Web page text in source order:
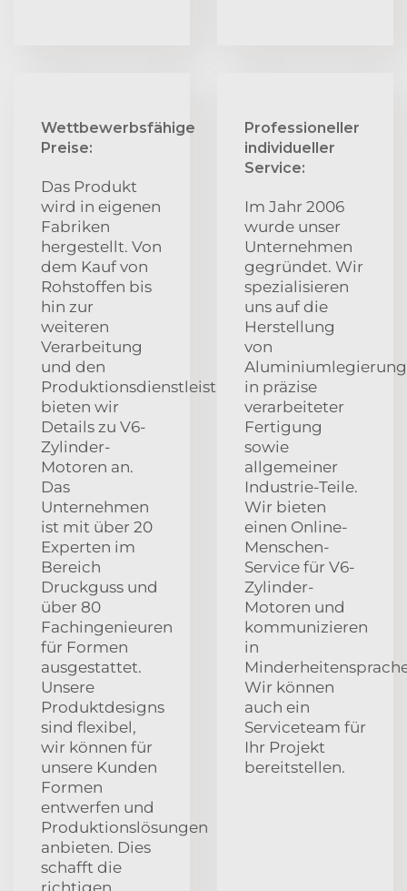
Wettbewerbsfähige
Preise:
Das Produkt
wird in eigenen
Fabriken
hergestellt. Von
dem Kauf von
Rohstoffen bis
hin zur
weiteren
Verarbeitung
und den
Produktionsdienstleistungen
bieten wir
Details zu V6-
Zylinder-
Motoren an.
Das
Unternehmen
ist mit über 20
Experten im
Bereich
Druckguss und
über 80
Fachingenieuren
für Formen
ausgestattet.
Unsere
Produktdesigns
sind flexibel,
wir können für
unsere Kunden
Formen
entwerfen und
Produktionslösungen
anbieten. Dies
schafft die
richtigen
Professioneller
individueller
Service:
Im Jahr 2006
wurde unser
Unternehmen
gegründet. Wir
spezialisieren
uns auf die
Herstellung
von
in präzise
verarbeiteter
Fertigung
sowie
allgemeiner
Industrie-Teile.
Wir bieten
einen Online-
Menschen-
Service für V6-
Zylinder-
Motoren und
kommunizieren
in
Wir können
auch ein
Serviceteam für
Ihr Projekt
bereitstellen.